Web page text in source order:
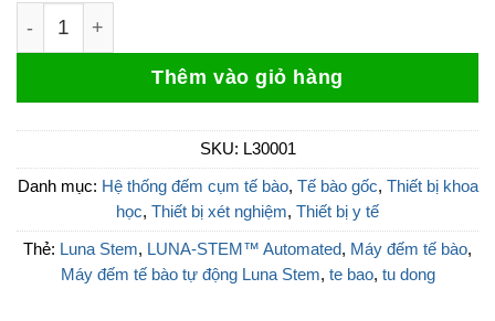
Máy đếm tế bào Luna Stem số lượng
Thêm vào giỏ hàng
SKU: L30001
Danh mục: Hệ thống đếm cụm tế bào, Tế bào gốc, Thiết bị khoa
học, Thiết bị xét nghiệm, Thiết bị y tế
Thẻ: Luna Stem, LUNA-STEM™ Automated, Máy đếm tế bào,
Máy đếm tế bào tự động Luna Stem, te bao, tu dong